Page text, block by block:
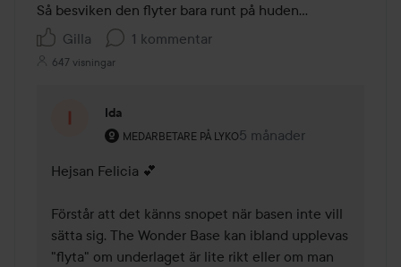
av
5
Så besviken den flyter bara runt på huden...
Gilla
1 kommentar
647 visningar
Ida
MEDARBETARE PÅ LYKO
Användarens roll: Medarbetare på Lyko.
5 månader
Kommentaren lades 5
Hejsan Felicia 💕
Förstår att det känns snopet när basen inte vill
sätta sig. The Wonder Base kan ibland upplevas
"flyta" om underlaget är lite rikt eller om man